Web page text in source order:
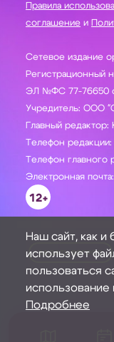
Правила
соглашение и
Сетевое издание
ЭЛ №ФС 77-76650
Учредитель: ООО
Главный редактор:
Телефон редакции:
Телефон главного
Электронная
12+
ЗАДАТЬ ВОПРОС
Наш сайт, как и
использует
пользоваться
Подробнее